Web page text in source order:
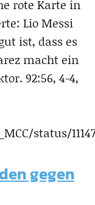
rote Karte in
Lio Messi
ist, dass es
macht ein
92:56, 4-4,
status/
gegen